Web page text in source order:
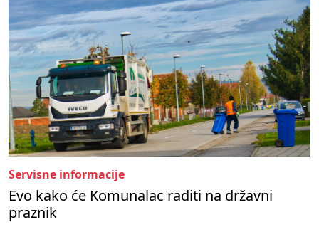
Servisne informacije
Evo kako će Komunalac raditi na državni
praznik